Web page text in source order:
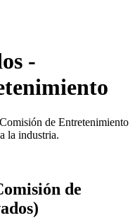
-
de Entretenimiento
la industria.
de